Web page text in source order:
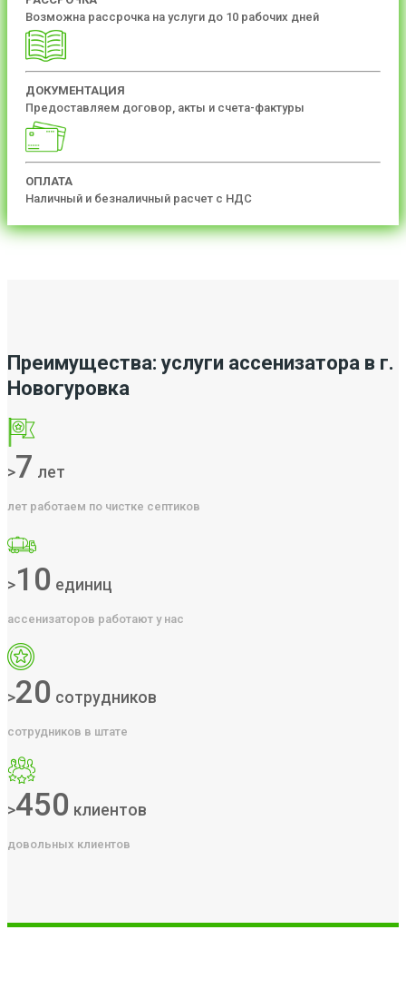
Возможна рассрочка на услуги до 10 рабочих дней
ДОКУМЕНТАЦИЯ
Предоставляем договор, акты и счета-фактуры
ОПЛАТА
Наличный и безналичный расчет с НДС
Преимущества: услуги ассенизатора в г.
Новогуровка
>7 лет
лет работаем по чистке септиков
>10 единиц
ассенизаторов работают у нас
>20 сотрудников
сотрудников в штате
>450 клиентов
довольных клиентов